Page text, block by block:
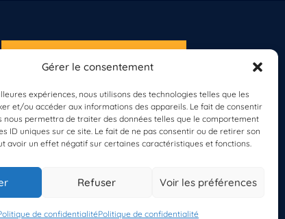
Gérer le consentement
expériences, nous utilisons des technologies telles que les
et/ou accéder aux informations des appareils. Le fait de consentir
nous permettra de traiter des données telles que le comportement
ID uniques sur ce site. Le fait de ne pas consentir ou de retirer son
avoir un effet négatif sur certaines caractéristiques et fonctions.
Refuser Voir les préférences
de confidentialitéPolitique de confidentialité
S'INSCRIRE À LA
PLANÈTE MER